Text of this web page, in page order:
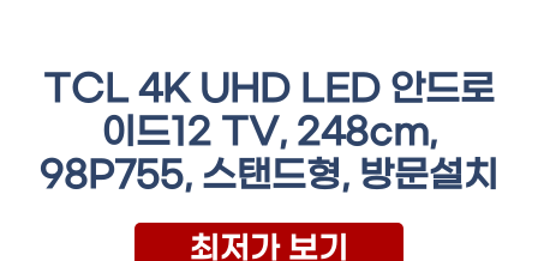
TCL 4K UHD LED 안드로
이드12 TV, 248cm,
98P755, 스탠드형, 방문설치
최저가 보기